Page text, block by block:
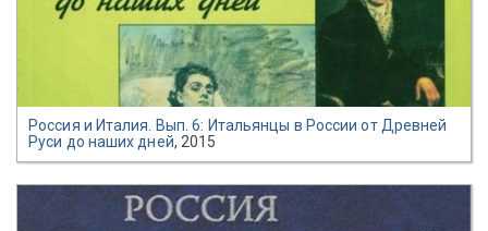
Россия и Италия. Вып. 6: Итальянцы в России от Древней
Руси до наших дней, 2015